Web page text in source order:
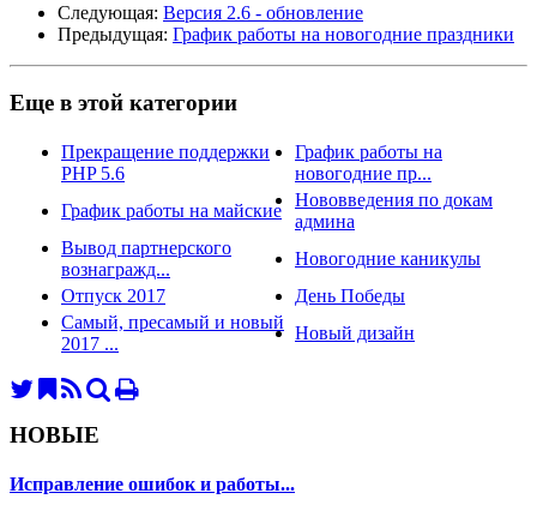
Следующая: Версия 2.6 - обновление
Предыдущая: График работы на новогодние праздники
Еще в этой категории
Прекращение поддержки
PHP 5.6
График работы на
новогодние пр...
График работы на майские
Нововведения по докам
админа
Вывод партнерского
вознагражд...
Новогодние каникулы
Отпуск 2017
День Победы
Самый, пресамый и новый
2017 ...
Новый дизайн
НОВЫЕ
Исправление ошибок и работы...